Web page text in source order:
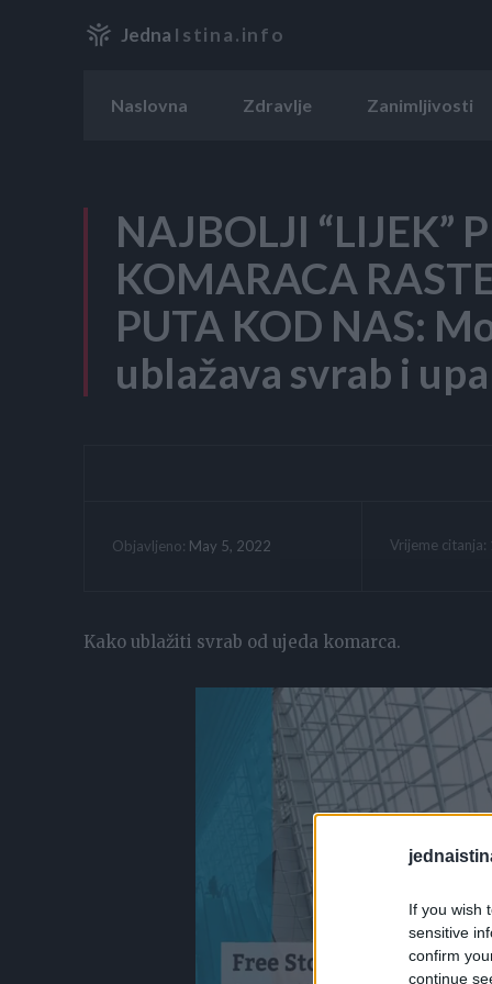
If you wish
sensitive
confirm
continue
Jedna Istina.info
Naslovna Zdravlje Zanimljivosti
NAJBOLJI “LIJEK”
KOMARACA
PUTA KOD NAS:
ublažava svrab i
Objavljeno: May 5, 2022 Vrijeme citanja:
Kako ublažiti svrab od ujeda komarca.